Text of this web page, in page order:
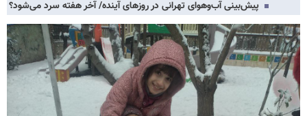
پیش‌بینی آب‌وهوای تهرانی در روزهای آینده/ آخر هفته سرد می‌شود؟